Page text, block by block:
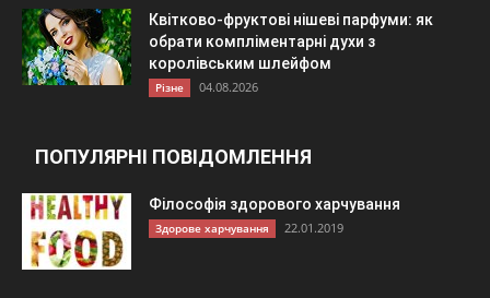
Квітково-фруктові нішеві парфуми: як
обрати компліментарні духи з
королівським шлейфом
Різне 04.08.2026
ПОПУЛЯРНІ ПОВІДОМЛЕННЯ
Філософія здорового харчування
Здорове харчування 22.01.2019